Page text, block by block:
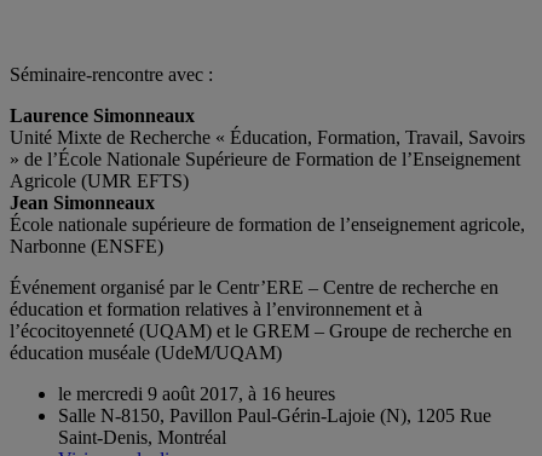
Séminaire-rencontre avec :
Laurence Simonneaux
Unité Mixte de Recherche « Éducation, Formation, Travail, Savoirs
» de l’École Nationale Supérieure de Formation de l’Enseignement
Agricole (UMR EFTS)
Jean Simonneaux
École nationale supérieure de formation de l’enseignement agricole,
Narbonne (ENSFE)
Événement organisé par le Centr’ERE – Centre de recherche en
éducation et formation relatives à l’environnement et à
l’écocitoyenneté (UQAM) et le GREM – Groupe de recherche en
éducation muséale (UdeM/UQAM)
le mercredi 9 août 2017, à 16 heures
Salle N-8150, Pavillon Paul-Gérin-Lajoie (N), 1205 Rue
Saint-Denis, Montréal